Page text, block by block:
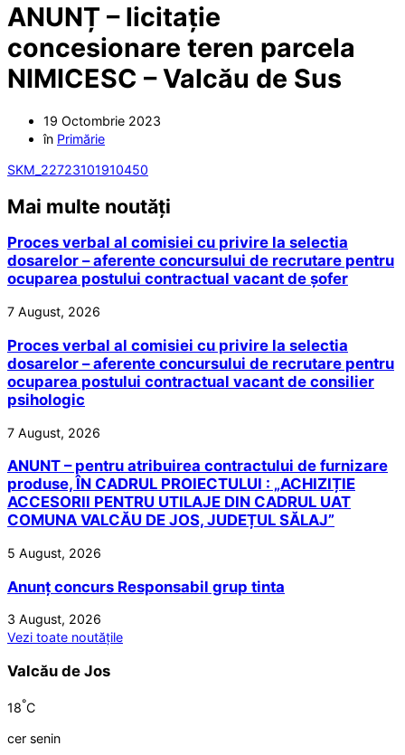
ANUNȚ – licitație
concesionare teren parcela
NIMICESC – Valcău de Sus
19 Octombrie 2023
în Primărie
SKM_22723101910450
Mai multe noutăți
Proces verbal al comisiei cu privire la selectia
dosarelor – aferente concursului de recrutare pentru
ocuparea postului contractual vacant de șofer
7 August, 2026
Proces verbal al comisiei cu privire la selectia
dosarelor – aferente concursului de recrutare pentru
ocuparea postului contractual vacant de consilier
psihologic
7 August, 2026
ANUNT – pentru atribuirea contractului de furnizare
produse, ÎN CADRUL PROIECTULUI : „ACHIZIȚIE
ACCESORII PENTRU UTILAJE DIN CADRUL UAT
COMUNA VALCĂU DE JOS, JUDEȚUL SĂLAJ”
5 August, 2026
Anunț concurs Responsabil grup tinta
3 August, 2026
Vezi toate noutățile
Valcău de Jos
18°C
cer senin